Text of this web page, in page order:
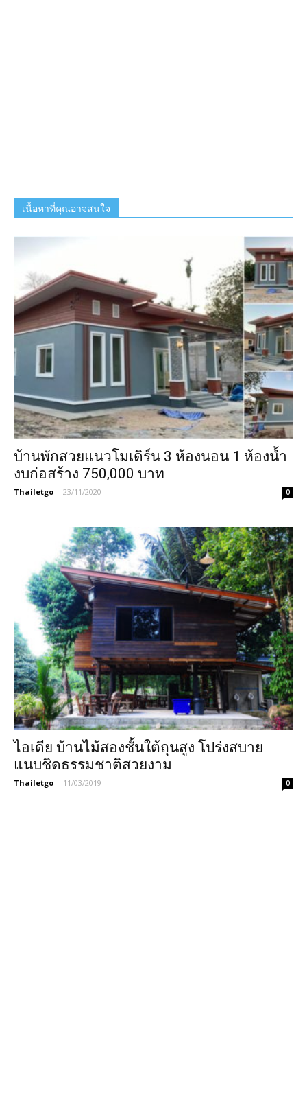
เนื้อหาที่คุณอาจสนใจ
บ้านพักสวยแนวโมเดิร์น 3 ห้องนอน 1 ห้องน้ำ
งบก่อสร้าง 750,000 บาท
Thailetgo - 23/11/2020 0
ไอเดีย บ้านไม้สองชั้นใต้ถุนสูง โปร่งสบาย
แนบชิดธรรมชาติสวยงาม
Thailetgo - 11/03/2019 0